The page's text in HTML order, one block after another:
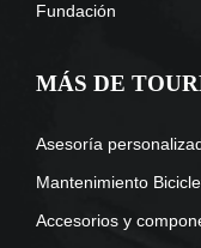
Fundación
MÁS DE
Asesoría
Mantenimiento
Accesorios y